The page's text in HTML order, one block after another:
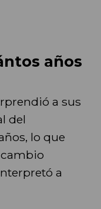
años
a sus
del
lo que
a